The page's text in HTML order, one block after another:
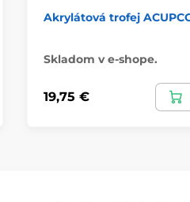
Akrylátová trofej
Skladom v e-shope.
19,75 €